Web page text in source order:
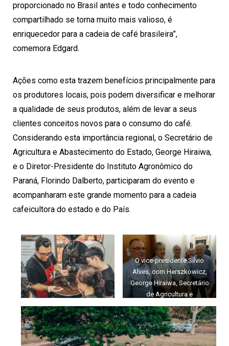
proporcionado no Brasil antes e todo conhecimento
compartilhado se torna muito mais valioso, é
enriquecedor para a cadeia de café brasileira”,
comemora Edgard.
Ações como esta trazem benefícios principalmente para
os produtores locais, pois podem diversificar e melhorar
a qualidade de seus produtos, além de levar a seus
clientes conceitos novos para o consumo do café.
Considerando esta importância regional, o Secretário de
Agricultura e Abastecimento do Estado, George Hiraiwa,
e o Diretor-Presidente do Instituto Agronômico do
Paraná, Florindo Dalberto, participaram do evento e
acompanharam este grande momento para a cadeia
cafeicultora do estado e do País.
O vice-presidente Sílvio
Alves, com Herszkowicz,
George Hiraiwa, Secretário
de Agricultura e
Abastecimento do Paraná e
Florindo Dalberto, diretor
presidente do IAPAR –
Instituto Agronômico do